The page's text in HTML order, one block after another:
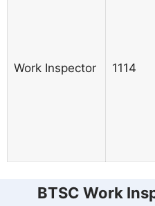
Work Inspector 1114
BTSC Work